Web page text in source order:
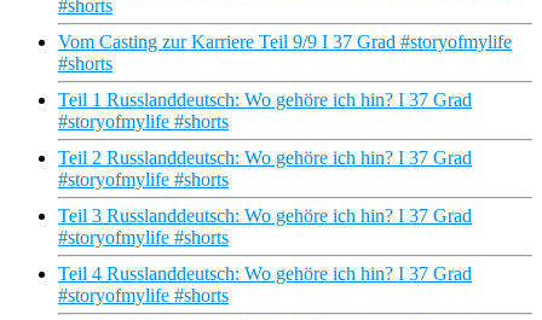
#shorts
Vom Casting zur Karriere Teil 9/9 I 37 Grad #storyofmylife
#shorts
Teil 1 Russlanddeutsch: Wo gehöre ich hin? I 37 Grad
#storyofmylife #shorts
Teil 2 Russlanddeutsch: Wo gehöre ich hin? I 37 Grad
#storyofmylife #shorts
Teil 3 Russlanddeutsch: Wo gehöre ich hin? I 37 Grad
#storyofmylife #shorts
Teil 4 Russlanddeutsch: Wo gehöre ich hin? I 37 Grad
#storyofmylife #shorts